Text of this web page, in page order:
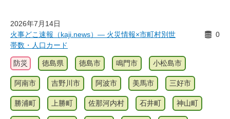
2026年7月14日
火事どこ速報（kaji.news）― 火災情報×市町村別世
帯数・人口カード
0
防災 徳島県 徳島市 鳴門市 小松島市
阿南市 吉野川市 阿波市 美馬市 三好市
勝浦町 上勝町 佐那河内村 石井町 神山町